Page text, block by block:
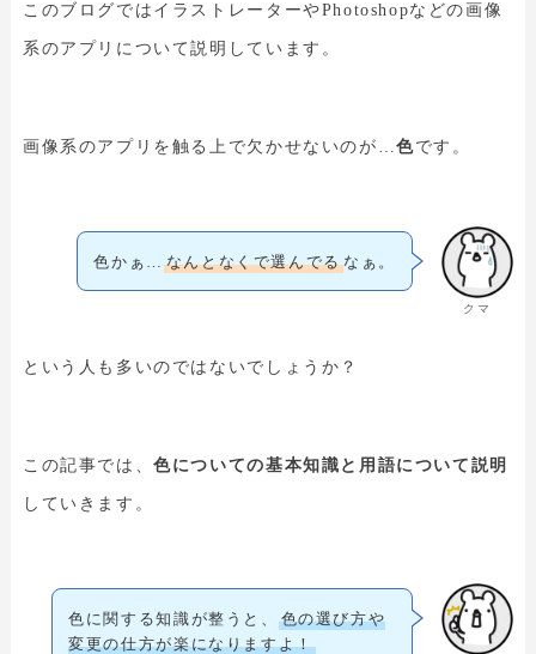
このブログではイラストレーターやPhotoshopなどの画像
系のアプリについて説明しています。
画像系のアプリを触る上で欠かせないのが…色です。
クマ
色かぁ… なんとなくで選んでるなぁ。
という人も多いのではないでしょうか？
この記事では、色についての基本知識と用語について説明
していきます。
色に関する知識が整うと、
色の選び方や
変更の仕方が楽になりますよ！